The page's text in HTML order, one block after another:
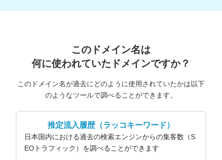
このドメイン名は
何に使われていたドメインですか？
このドメイン名が過去にどのように使用されていたかは以下
のようなツールで調べることができます。
推定流入履歴（ラッコキーワード）
日本国内における過去の検索エンジンからの集客数（S
EOトラフィック）を調べることができます